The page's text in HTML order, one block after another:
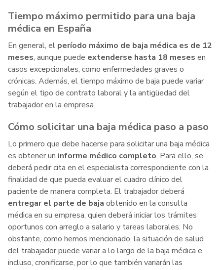
Tiempo máximo permitido para una baja
médica en España
En general, el período máximo de baja médica es de 12
meses, aunque puede extenderse hasta 18 meses en
casos excepcionales, como enfermedades graves o
crónicas. Además, el tiempo máximo de baja puede variar
según el tipo de contrato laboral y la antigüedad del
trabajador en la empresa.
Cómo solicitar una baja médica paso a paso
Lo primero que debe hacerse para solicitar una baja médica
es obtener un informe médico completo. Para ello, se
deberá pedir cita en el especialista correspondiente con la
finalidad de que pueda evaluar el cuadro clínico del
paciente de manera completa. El trabajador deberá
entregar el parte de baja obtenido en la consulta
médica en su empresa, quien deberá iniciar los trámites
oportunos con arreglo a salario y tareas laborales. No
obstante, como hemos mencionado, la situación de salud
del trabajador puede variar a lo largo de la baja médica e
incluso, cronificarse, por lo que también variarán las